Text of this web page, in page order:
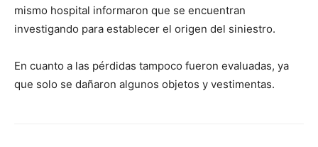
mismo hospital informaron que se encuentran
investigando para establecer el origen del siniestro.
En cuanto a las pérdidas tampoco fueron evaluadas, ya
que solo se dañaron algunos objetos y vestimentas.